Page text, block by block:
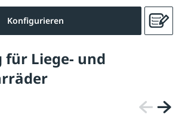
Konfigurieren
für Liege- und